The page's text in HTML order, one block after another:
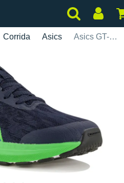
Corrida Asics Asics GT-1000 14 GS